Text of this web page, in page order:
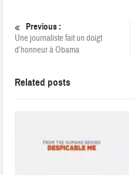
Previous :
Une journaliste fait un doigt
d’honneur à Obama
Related posts